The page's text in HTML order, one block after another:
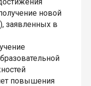
новой
заявленных в
повышения